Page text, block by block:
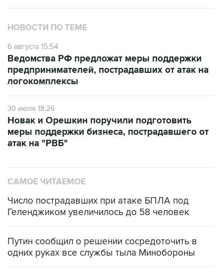
НОВОСТИ ПО ТЕМЕ
6 августа 15:54
Ведомства РФ предложат меры поддержки
предпринимателей, пострадавших от атак на
логокомплексы
30 июля 18:26
Новак и Орешкин поручили подготовить
меры поддержки бизнеса, пострадавшего от
атак на "РВБ"
САМОЕ ЧИТАЕМОЕ
Число пострадавших при атаке БПЛА под
Геленджиком увеличилось до 58 человек
Путин сообщил о решении сосредоточить в
одних руках все службы тыла Минобороны